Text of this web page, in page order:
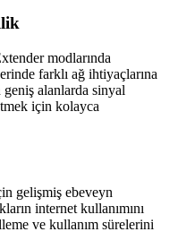
modlarında
farklı ağ ihtiyaçlarına
alanlarda sinyal
için kolayca
gelişmiş ebeveyn
internet kullanımını
ve kullanım sürelerini